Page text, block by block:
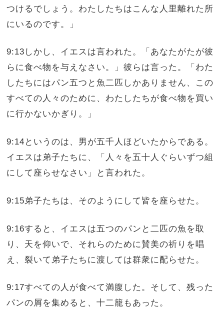
つけるでしょう。わたしたちはこんな人里離れた所
にいるのです。」
9:13しかし、イエスは言われた。「あなたがたが彼
らに食べ物を与えなさい。」彼らは言った。「わた
したちにはパン五つと魚二匹しかありません、この
すべての人々のために、わたしたちが食べ物を買い
に行かないかぎり。」
9:14というのは、男が五千人ほどいたからである。
イエスは弟子たちに、「人々を五十人ぐらいずつ組
にして座らせなさい」と言われた。
9:15弟子たちは、そのようにして皆を座らせた。
9:16すると、イエスは五つのパンと二匹の魚を取
り、天を仰いで、それらのために賛美の祈りを唱
え、裂いて弟子たちに渡しては群衆に配らせた。
9:17すべての人が食べて満腹した。そして、残った
パンの屑を集めると、十二籠もあった。